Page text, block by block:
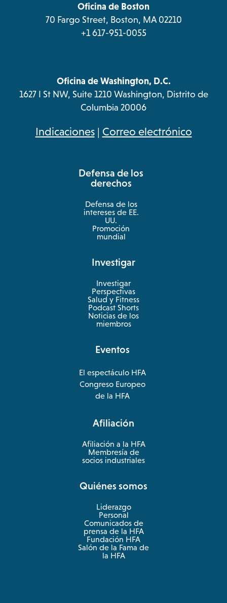
tab
Oficina de Boston
70 Fargo Street, Boston, MA 02210
+1 617-951-0055
Oficina de Washington, D.C.
1627 I St NW, Suite 1210 Washington, Distrito de
Columbia 20006
Indicacionesopens
new
| Correo electrónico
Defensa de los
derechos
Defensa de los
intereses de EE.
UU.
Promoción
mundial
Investigar
Investigar
Perspectivas
Salud y Fitness
opens
in
a
new
Podcast Shorts
Noticias de los
miembros
Eventos
El espectáculo HFA
opens
in
a
tab
Congreso Europeo
de la HFA
opens
tab
Afiliación
Afiliación a la HFA
Membresía de
socios industriales
Quiénes somos
Liderazgo
Personal
Comunicados de
prensa de la HFA
Fundación HFA
Salón de la Fama de
la HFA